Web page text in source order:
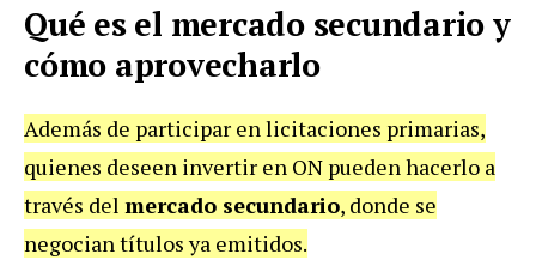
Qué es el mercado secundario y
cómo aprovecharlo
Además de participar en licitaciones primarias,
quienes deseen invertir en ON pueden hacerlo a
través del mercado secundario, donde se
negocian títulos ya emitidos.